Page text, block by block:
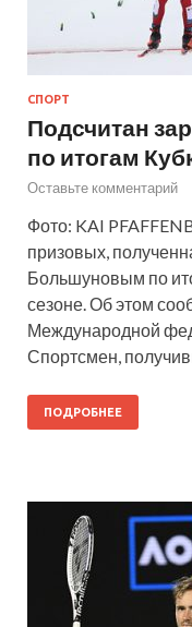
СПОРТ
Подсчитан
по итогам
Оставьте комментарий
Фото: KAI
призовых,
Большуновым по
сезоне. Об этом
Международной
Спортсмен,
ПОДРОБНЕЕ